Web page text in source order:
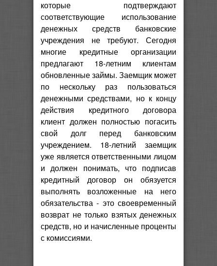
которые подтверждают
соответствующие использование
денежных средств банковские
учреждения не требуют. Сегодня
многие кредитные организации
предлагают 18-летним клиентам
обновленные займы. Заемщик может
по нескольку раз пользоваться
денежными средствами, но к концу
действия кредитного договора
клиент должен полностью погасить
свой долг перед банковским
учреждением. 18-летний заемщик
уже является ответственными лицом
и должен понимать, что подписав
кредитный договор он обязуется
выполнять возложенные на него
обязательства - это своевременный
возврат не только взятых денежных
средств, но и начисленные проценты
с комиссиями.